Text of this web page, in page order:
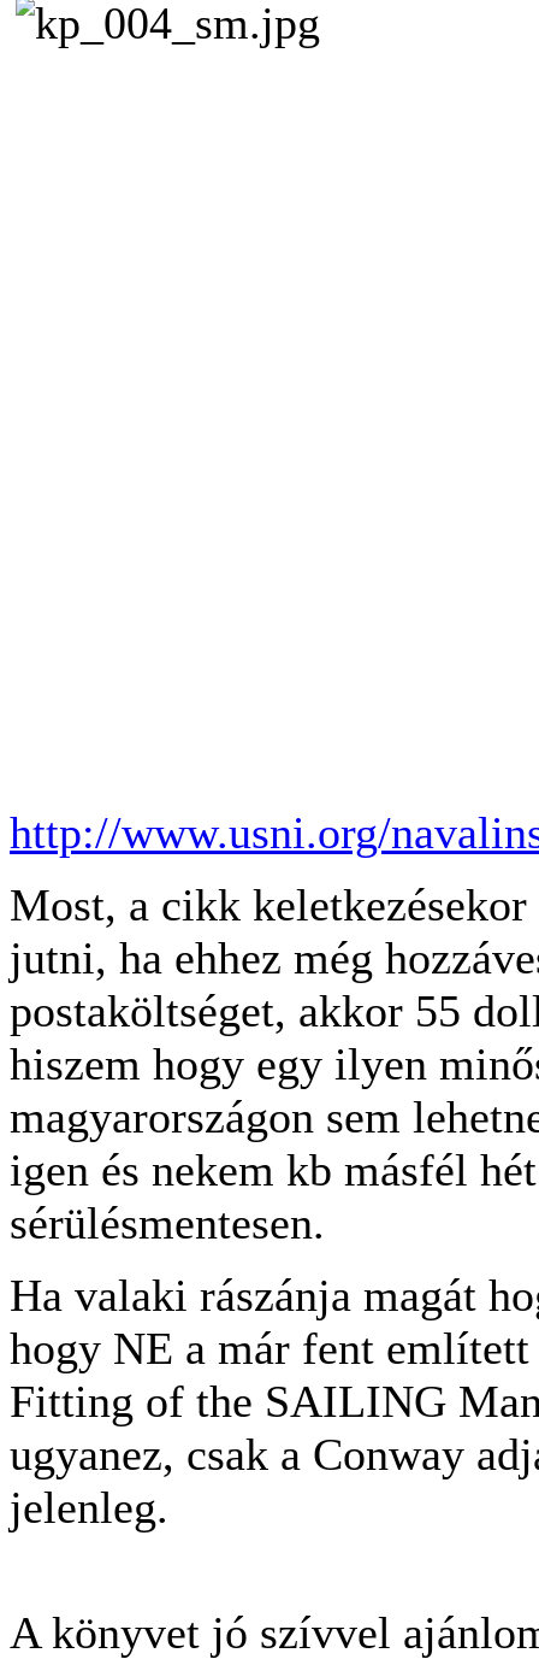
http://www.usni.org/
Most, a cikk
jutni, ha ehhez még
postaköltséget, akkor 55
hiszem hogy egy ilyen
magyarországon sem
igen és nekem kb másfél
sérülésmentesen.
Ha valaki rászánja magát
hogy NE a már fent
Fitting of the SAILING
ugyanez, csak a Conway
jelenleg.
A könyvet jó szívvel